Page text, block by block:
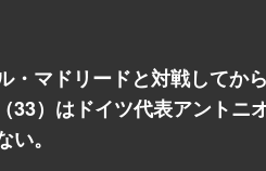
・マドリードと対戦してか
33）はドイツ代表アントニ
。